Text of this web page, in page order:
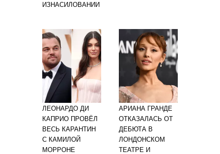
ИЗНАСИЛОВАНИИ
ЛЕОНАРДО ДИ
КАПРИО ПРОВЁЛ
ВЕСЬ КАРАНТИН
С КАМИЛОЙ
МОРРОНЕ
АРИАНА ГРАНДЕ
ОТКАЗАЛАСЬ ОТ
ДЕБЮТА В
ЛОНДОНСКОМ
ТЕАТРЕ И